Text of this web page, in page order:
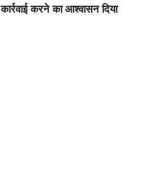
करने का आश्वासन दिया